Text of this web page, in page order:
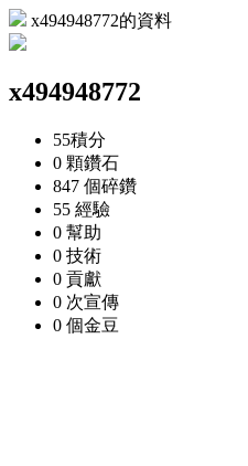
x494948772的資料
x494948772
55積分
0 顆鑽石
847 個碎鑽
55 經驗
0 幫助
0 技術
0 貢獻
0 次宣傳
0 個金豆